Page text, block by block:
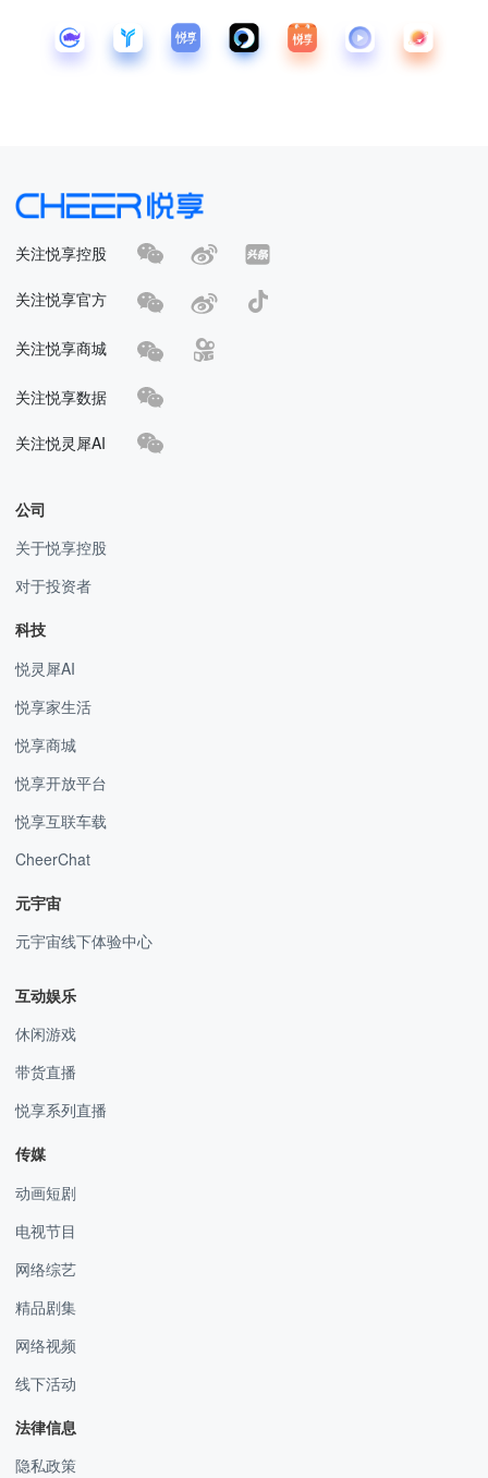
关注悦享控股
关注悦享官方
关注悦享商城
关注悦享数据
关注悦灵犀AI
公司
关于悦享控股
对于投资者
科技
悦灵犀AI
悦享家生活
悦享商城
悦享开放平台
悦享互联车载
CheerChat
元宇宙
元宇宙线下体验中心
互动娱乐
休闲游戏
带货直播
悦享系列直播
传媒
动画短剧
电视节目
网络综艺
精品剧集
网络视频
线下活动
法律信息
隐私政策